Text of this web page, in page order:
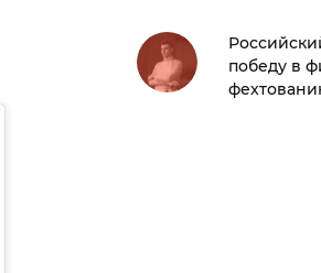
победу в